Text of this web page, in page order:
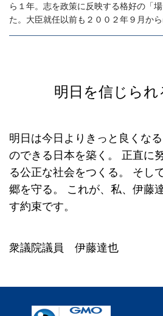
ら１年。志を政策に反映する格好の「
た。大臣就任以前も２００２年９月か
明日を信じられ
明日は今日よりきっと良くなる
のできる日本を築く。
正直に
る公正な社会をつくる。
そし
郷を守る。
これが、私、伊藤
す約束です。
衆議院議員 伊藤達也